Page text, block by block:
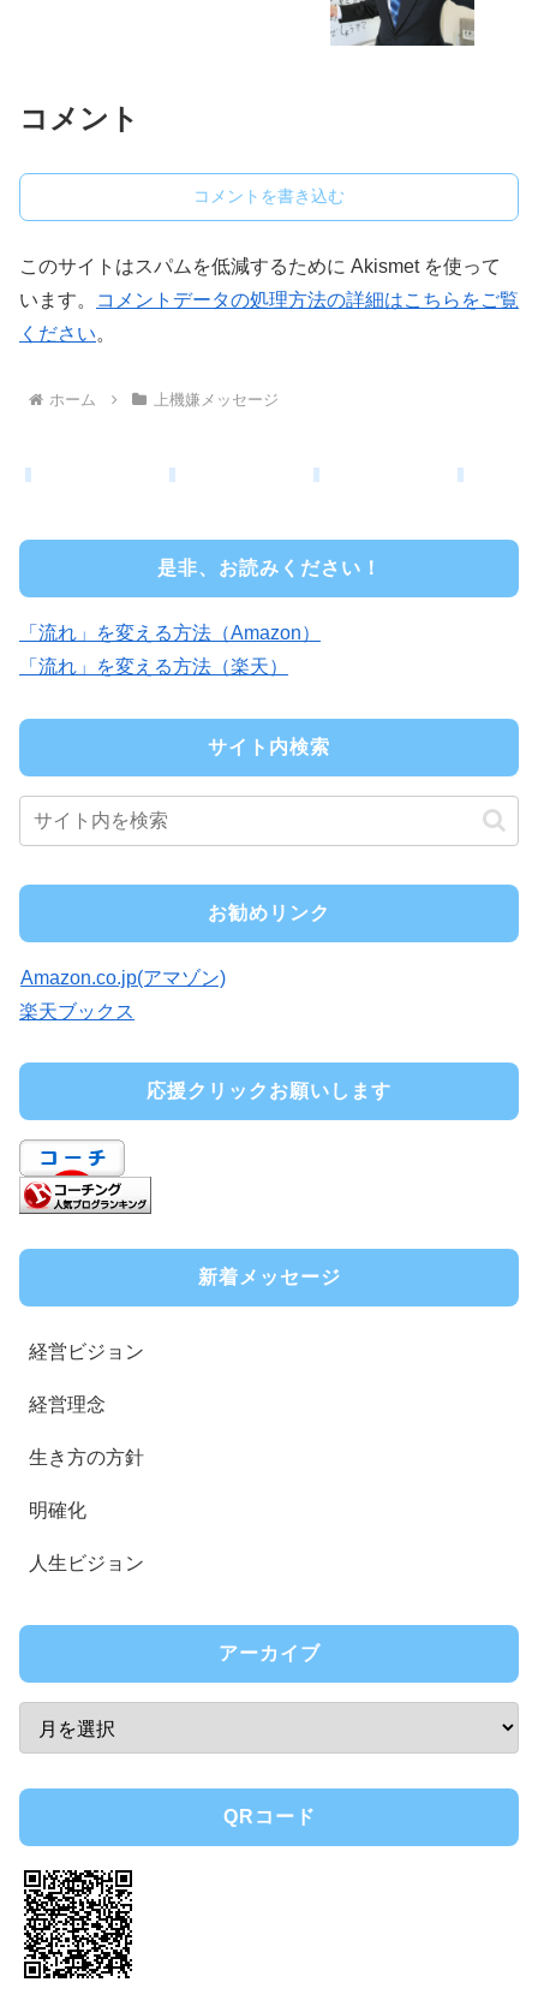
コメント
コメントを書き込む
このサイトはスパムを低減するために Akismet を使って
います。
コメントデータの処理方法の詳細はこちらをご覧
ください。
ホーム 上機嫌メッセージ
是非、お読みください！
「流れ」を変える方法（Amazon）
「流れ」を変える方法（楽天）
サイト内検索
お勧めリンク
Amazon.co.jp(アマゾン)
楽天ブックス
応援クリックお願いします
新着メッセージ
経営ビジョン
経営理念
生き方の方針
明確化
人生ビジョン
アーカイブ
QRコード